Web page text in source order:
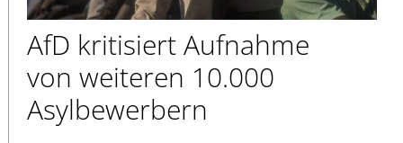
AfD kritisiert Aufnahme
von weiteren 10.000
Asylbewerbern